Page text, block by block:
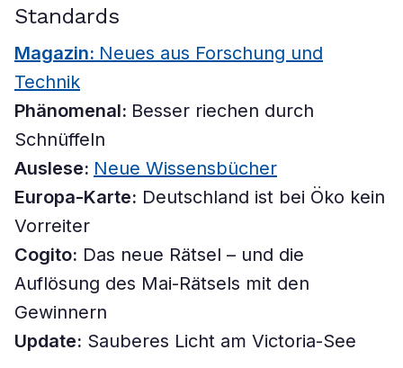
Standards
Magazin: Neues aus Forschung und
Technik
Phänomenal: Besser riechen durch
Schnüffeln
Auslese: Neue Wissensbücher
Europa-Karte: Deutschland ist bei Öko kein
Vorreiter
Cogito: Das neue Rätsel – und die
Auflösung des Mai-Rätsels mit den
Gewinnern
Update: Sauberes Licht am Victoria-See